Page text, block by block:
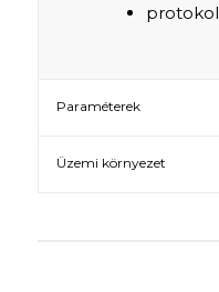
Paraméterek
Üzemi környezet